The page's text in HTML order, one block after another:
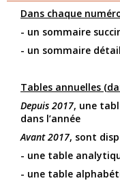
Dans chaque
- un sommaire
- un sommaire
Tables annuelles
Depuis 2017, une
dans l’année
Avant 2017, sont
- une table
- une table